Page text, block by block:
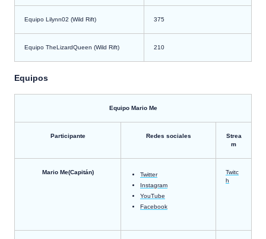
Equipo Lilynn02 (Wild Rift) 375
Equipo TheLizardQueen (Wild Rift) 210
Equipos
Equipo Mario Me
Participante Redes sociales
Strea
m
Mario Me(Capitán)
Twitter
Instagram
YouTube
Facebook
Twitc
h